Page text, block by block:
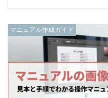
マニュアル作成ガイド